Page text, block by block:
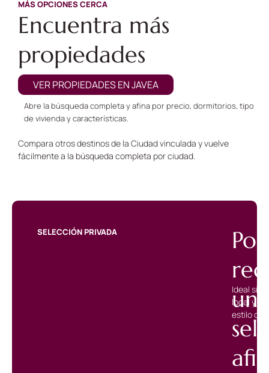
MÁS OPCIONES CERCA
Encuentra más
propiedades
VER PROPIEDADES EN JAVEA
Abre la búsqueda completa y afina por precio, dormitorios, tipo
de vivienda y características.
Compara otros destinos de la Ciudad vinculada y vuelve
fácilmente a la búsqueda completa por ciudad.
SELECCIÓN PRIVADA
Ideal si
local y
estilo de